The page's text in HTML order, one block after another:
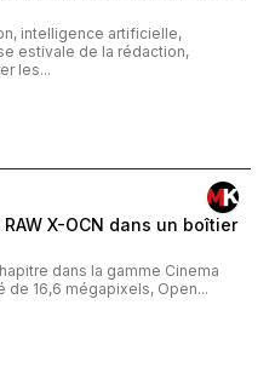
intelligence artificielle,
estivale de la rédaction,
les...
X-OCN dans un boîtier
dans la gamme Cinema
de 16,6 mégapixels, Open...